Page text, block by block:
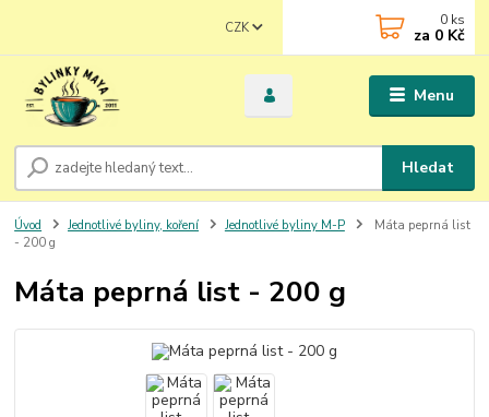
Menu
CZK
Hledat
0 ks
za 0 Kč
Úvod Jednotlivé byliny, koření Jednotlivé byliny M-P
Máta peprná list
- 200 g
Máta peprná list - 200 g